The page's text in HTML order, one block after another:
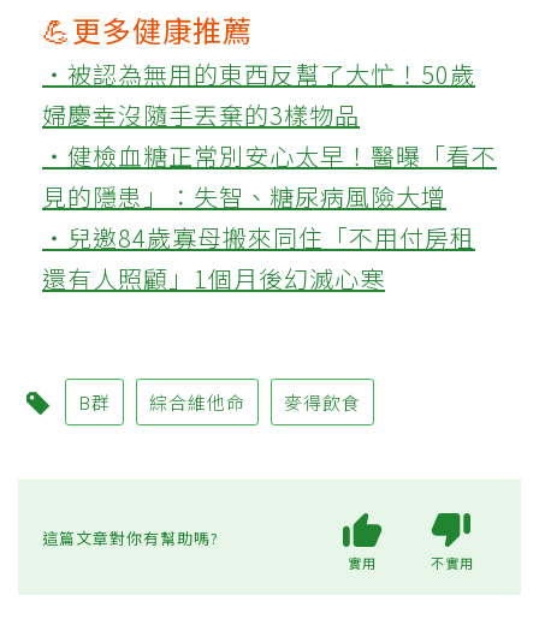
💪更多健康推薦
‧被認為無用的東西反幫了大忙！50歲
婦慶幸沒隨手丟棄的3樣物品
‧健檢血糖正常別安心太早！醫曝「看不
見的隱患」：失智、糖尿病風險大增
‧兒邀84歲寡母搬來同住「不用付房租
還有人照顧」1個月後幻滅心寒
B群 綜合維他命 麥得飲食
這篇文章對你有幫助嗎?
實用 不實用